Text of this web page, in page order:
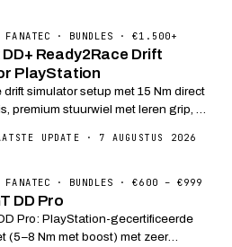
FANATEC · BUNDLES · €1.500+
Ready2Race Drift
PlayStation
simulator setup met 15 Nm direct
premium stuurwiel met leren grip, en
en shiftersystemen voor
op PlayStation en PC.
UPDATE · 7 AUGUSTUS 2026
FANATEC · BUNDLES · €600 – €999
DD Pro
Pro: PlayStation-gecertificeerde
(5–8 Nm met boost) met zeer